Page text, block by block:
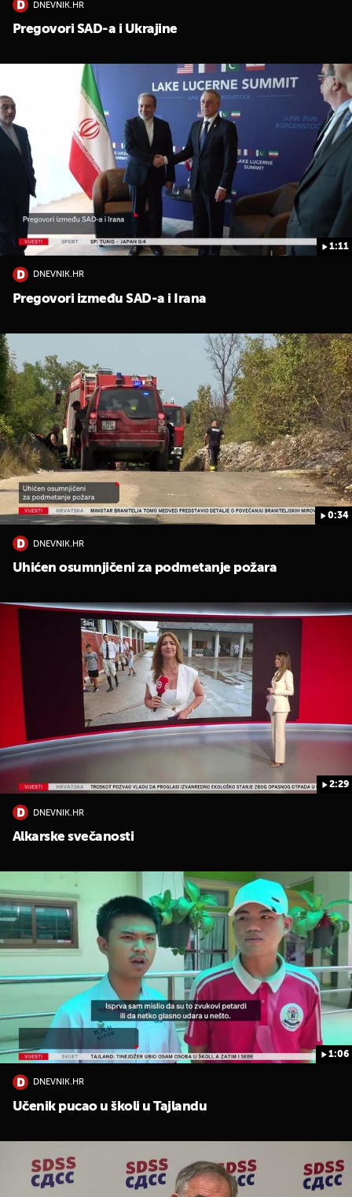
DNEVNIK.HR
Pregovori SAD-a i Ukrajine
1:11
DNEVNIK.HR
Pregovori između SAD-a i Irana
0:34
DNEVNIK.HR
Uhićen osumnjičeni za podmetanje požara
2:29
DNEVNIK.HR
Alkarske svečanosti
1:06
DNEVNIK.HR
Učenik pucao u školi u Tajlandu